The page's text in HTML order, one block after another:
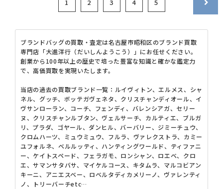
1 2 3 4 5
ブランドバッグの買取・査定は名古屋市昭和区のブランド買取
専門店「大進洋行（だいしんようこう）」にお任せください。
創業から100年以上の歴史で培った豊富な知識と確かな鑑定力
で、高価買取を実現いたします。
当店の過去の買取ブランド一覧：ルイヴィトン、エルメス、シャ
ネル、グッチ、ボッテガヴェネタ、クリスチャンディオール、イ
ヴサンローラン、コーチ、フェンディ、バレンシアガ、セリー
ヌ、クリスチャンルブタン、ヴェルサーチ、カルティエ、ブルガ
リ、プラダ、ゴヤール、ダンヒル、バーバリー、ジミーチュウ、
クロムハーツ、ミュウミュウ、フルラ、ヴァレクストラ、カミー
ユフォルネ、ベルルッティ、ハンティングワールド、ティファニ
ー、ケイトスペード、フェラガモ、ロンシャン、ロエベ、クロ
エ、サマンサタバサ、マイケルコース、キタムラ、マルコビアン
キーニ、アニエスベー、ロベルタディカメリーノ、ヴァレンティ
ノ、トリーバーチetc…